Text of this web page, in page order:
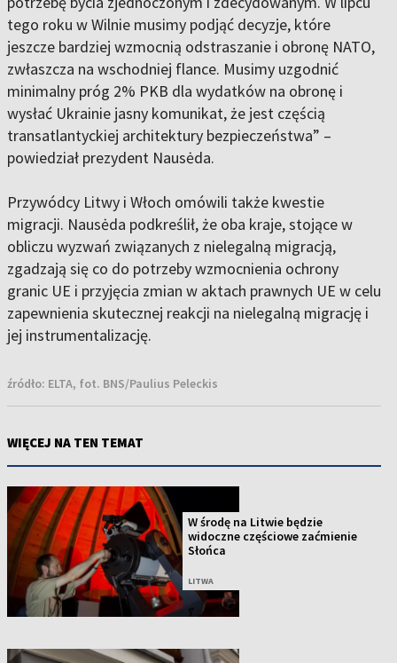
tego roku w Wilnie musimy podjąć decyzje, które
jeszcze bardziej wzmocnią odstraszanie i obronę NATO,
zwłaszcza na wschodniej flance. Musimy uzgodnić
minimalny próg 2% PKB dla wydatków na obronę i
wysłać Ukrainie jasny komunikat, że jest częścią
transatlantyckiej architektury bezpieczeństwa” –
powiedział prezydent Nausėda.
Przywódcy Litwy i Włoch omówili także kwestie
migracji. Nausėda podkreślił, że oba kraje, stojące w
obliczu wyzwań związanych z nielegalną migracją,
zgadzają się co do potrzeby wzmocnienia ochrony
granic UE i przyjęcia zmian w aktach prawnych UE w celu
zapewnienia skutecznej reakcji na nielegalną migrację i
jej instrumentalizację.
źródło: ELTA, fot. BNS/Paulius Peleckis
WIĘCEJ NA TEN TEMAT
W środę na Litwie będzie
widoczne częściowe zaćmienie
Słońca
LITWA